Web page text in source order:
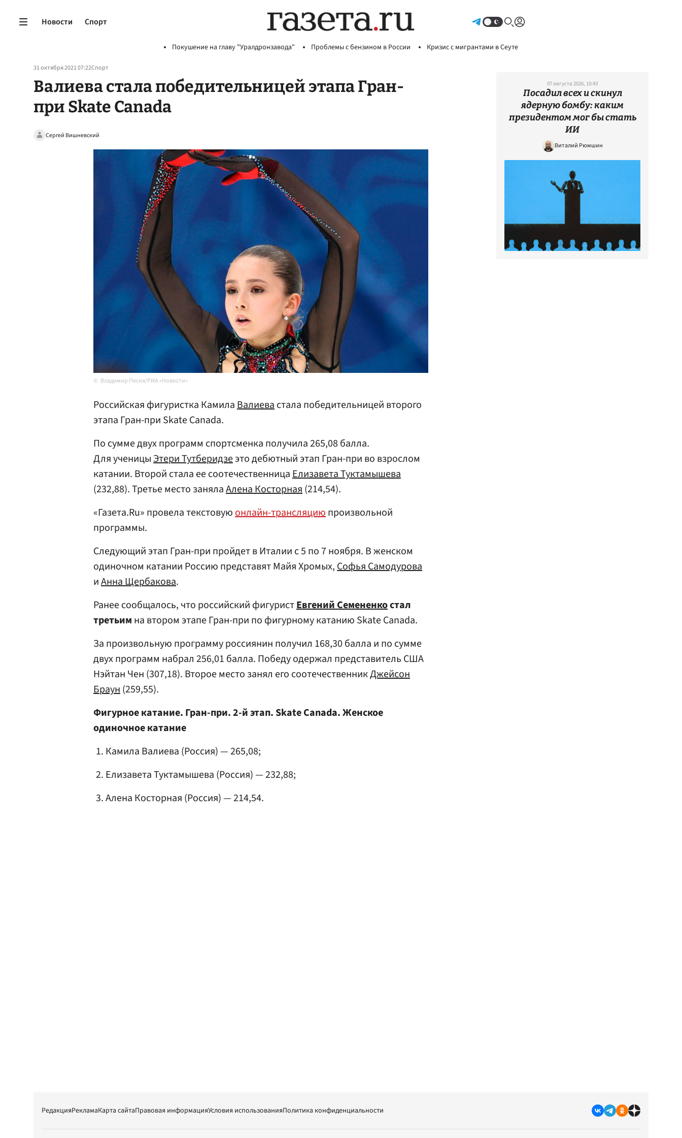
Новости Спорт
Покушение на главу "Уралдронзавода" Проблемы с бензином в России Кризис с мигрантами в Сеуте
31 октября 2021 07:22Спорт
Валиева стала победительницей этапа Гран-
при Skate Canada
Сергей Вишневский
Владимир Песня/РИА «Новости»
Российская фигуристка КамилаВалиевастала победительницей второго
этапа Гран-при Skate Canada.
По сумме двух программ спортсменка получила 265,08 балла.
Для ученицыЭтери Тутберидзеэто дебютный этап Гран-при во взрослом
катании. Второй стала ее соотечественницаЕлизавета Туктамышева
(232,88). Третье место занялаАлена Косторная(214,54).
«Газета.Ru» провела текстовуюонлайн-трансляциюпроизвольной
программы.
Следующий этап Гран-при пройдет в Италии с 5 по 7 ноября. В женском
одиночном катании Россию представят Майя Хромых,Софья Самодурова
иАнна Щербакова.
Ранее сообщалось, что российский фигуристЕвгений Семененкостал
третьим на втором этапе Гран-при по фигурному катанию Skate Canada.
За произвольную программу россиянин получил 168,30 балла и по сумме
двух программ набрал 256,01 балла. Победу одержал представитель США
Нэйтан Чен (307,18). Второе место занял его соотечественникДжейсон
Браун(259,55).
Фигурное катание. Гран-при. 2-й этап. Skate Canada. Женское
одиночное катание
Камила Валиева (Россия) — 265,08;
Елизавета Туктамышева (Россия) — 232,88;
Алена Косторная (Россия) — 214,54.
07 августа 2026, 10:43
Посадил всех и скинул
ядерную бомбу: каким
президентом мог бы стать
ИИ
Виталий Рюмшин
РедакцияРекламаКарта сайтаПравовая информацияУсловия использованияПолитика конфиденциальности